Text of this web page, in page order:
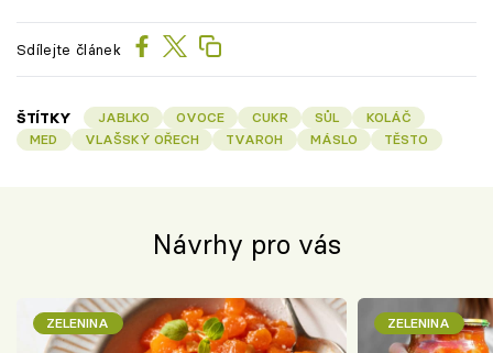
Sdílejte článek
ŠTÍTKY JABLKO OVOCE CUKR SŮL
KOLÁČ
MED
VLAŠSKÝ OŘECH TVAROH MÁSLO TĚSTO
Návrhy pro vás
ZELENINA ZELENINA